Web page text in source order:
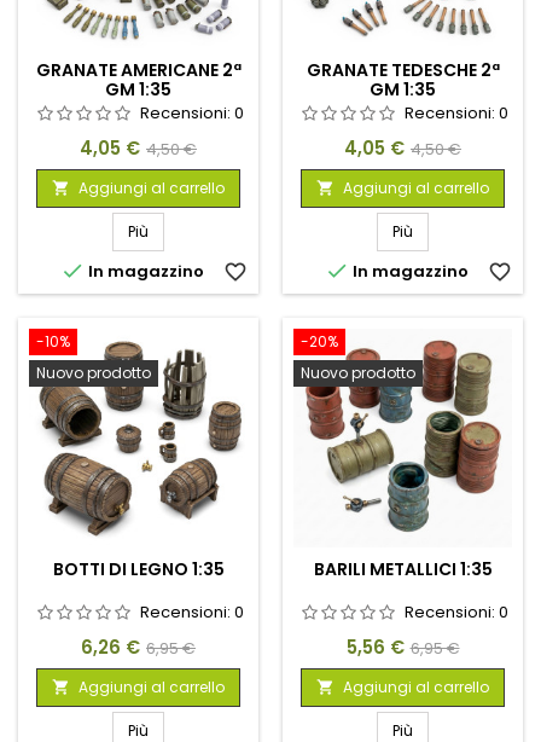
GRANATE AMERICANE 2ª
GM 1:35
Recensioni: 0
Prezzo
4,05 € Prezzo
base
4,50 €
 Aggiungi al carrello
Più
 In magazzino favorite_border
GRANATE TEDESCHE 2ª
GM 1:35
Recensioni: 0
Prezzo
4,05 € Prezzo
base
4,50 €
 Aggiungi al carrello
Più
 In magazzino favorite_border
-10%
Nuovo prodotto
BOTTI DI LEGNO 1:35
Recensioni: 0
Prezzo
6,26 € Prezzo
base
6,95 €
 Aggiungi al carrello
Più
-20%
Nuovo prodotto
BARILI METALLICI 1:35
Recensioni: 0
Prezzo
5,56 € Prezzo
base
6,95 €
 Aggiungi al carrello
Più